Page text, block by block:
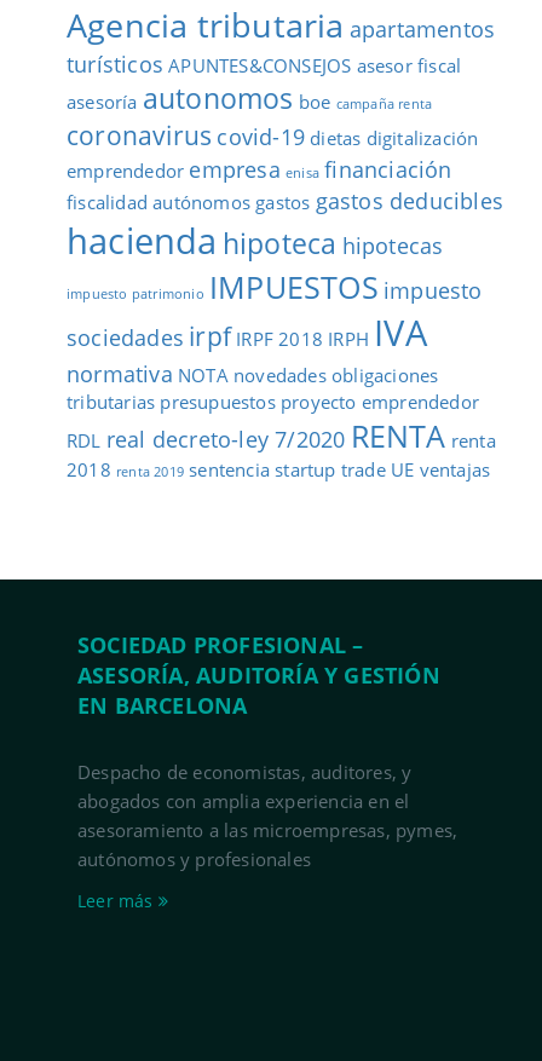
Agencia tributaria apartamentos
turísticos APUNTES&CONSEJOS asesor fiscal
asesoría autonomos boe campaña renta
coronavirus covid-19 dietas digitalización
emprendedor empresa enisa financiación
fiscalidad autónomos gastos gastos deducibles
hacienda hipoteca hipotecas
impuesto patrimonio IMPUESTOS impuesto
sociedades irpf IRPF 2018 IRPH IVA
normativa NOTA novedades obligaciones
tributarias presupuestos proyecto emprendedor
RDL real decreto-ley 7/2020 RENTA renta
2018 renta 2019 sentencia startup trade UE ventajas
SOCIEDAD PROFESIONAL –
ASESORÍA, AUDITORÍA Y GESTIÓN
EN BARCELONA
Despacho de economistas, auditores, y
abogados con amplia experiencia en el
asesoramiento a las microempresas, pymes,
autónomos y profesionales
Leer más